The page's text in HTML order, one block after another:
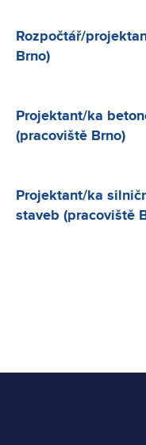
Rozpočtář/
Brno)
Projektant/ka
(pracoviště Brno)
Projektant/ka
staveb (pracoviště